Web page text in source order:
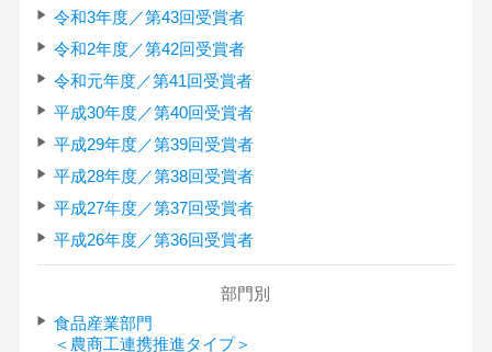
令和3年度／第43回受賞者
令和2年度／第42回受賞者
令和元年度／第41回受賞者
平成30年度／第40回受賞者
平成29年度／第39回受賞者
平成28年度／第38回受賞者
平成27年度／第37回受賞者
平成26年度／第36回受賞者
部門別
食品産業部門
＜農商工連携推進タイプ＞